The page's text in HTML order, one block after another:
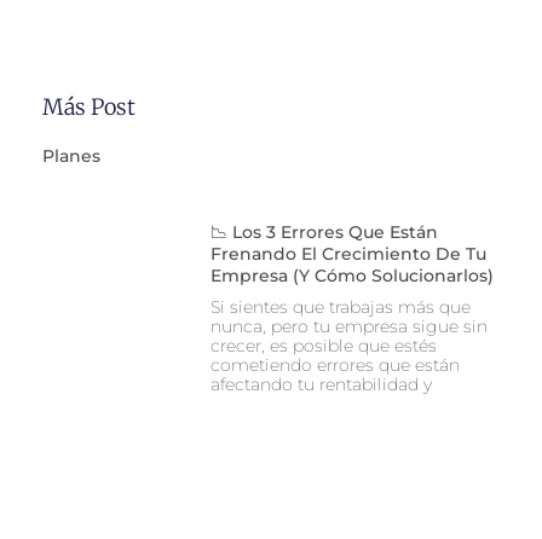
Más Post
Planes
📉 Los 3 Errores Que Están
Frenando El Crecimiento De Tu
Empresa (y Cómo Solucionarlos)
Si sientes que trabajas más que
nunca, pero tu empresa sigue sin
crecer, es posible que estés
cometiendo errores que están
afectando tu rentabilidad y